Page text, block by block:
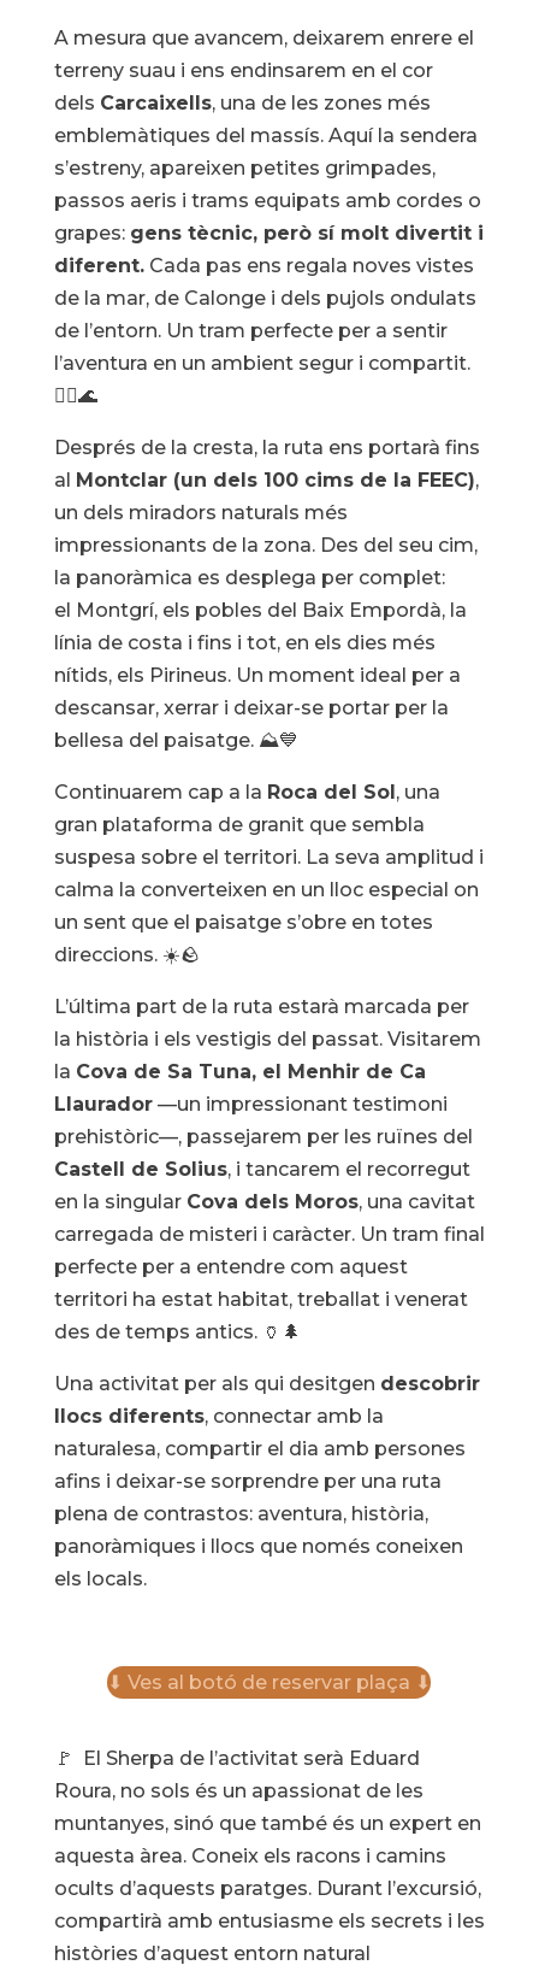
A mesura que avancem, deixarem enrere el
terreny suau i ens endinsarem en el cor
dels Carcaixells, una de les zones més
emblemàtiques del massís. Aquí la sendera
s’estreny, apareixen petites grimpades,
passos aeris i trams equipats amb cordes o
grapes: gens tècnic, però sí molt divertit i
diferent.Cada pas ens regala noves vistes
de la mar, de Calonge i dels pujols ondulats
de l’entorn. Un tram perfecte per a sentir
l’aventura en un ambient segur i compartit.
🧗‍♀️🌊
Després de la cresta, la ruta ens portarà fins
al Montclar (un dels 100 cims de la FEEC),
un dels miradors naturals més
impressionants de la zona. Des del seu cim,
la panoràmica es desplega per complet:
el Montgrí, els pobles del Baix Empordà, la
línia de costa i fins i tot, en els dies més
nítids, els Pirineus. Un moment ideal per a
descansar, xerrar i deixar-se portar per la
bellesa del paisatge. ⛰️💙
Continuarem cap a la Roca del Sol, una
gran plataforma de granit que sembla
suspesa sobre el territori. La seva amplitud i
calma la converteixen en un lloc especial on
un sent que el paisatge s’obre en totes
direccions. ☀️🪨
L’última part de la ruta estarà marcada per
la història i els vestigis del passat. Visitarem
la Cova de Sa Tuna, el Menhir de Ca
Llaurador—un impressionant testimoni
prehistòric—, passejarem per les ruïnes del
Castell de Solius, i tancarem el recorregut
en la singular Cova dels Moros, una cavitat
carregada de misteri i caràcter. Un tram final
perfecte per a entendre com aquest
territori ha estat habitat, treballat i venerat
des de temps antics. 🏺🌲
Una activitat per als qui desitgen descobrir
llocs diferents, connectar amb la
naturalesa, compartir el dia amb persones
afins i deixar-se sorprendre per una ruta
plena de contrastos: aventura, història,
panoràmiques i llocs que només coneixen
els locals.
⬇ Ves al botó de reservar plaça ⬇
🚩 El Sherpa de l’activitat serà Eduard
Roura, no sols és un apassionat de les
muntanyes, sinó que també és un expert en
aquesta àrea. Coneix els racons i camins
ocults d’aquests paratges. Durant l’excursió,
compartirà amb entusiasme els secrets i les
històries d’aquest entorn natural